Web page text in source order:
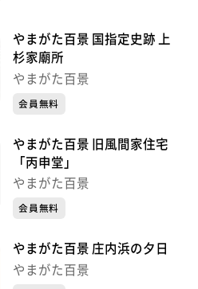
やまがた百景 国指定史跡 上
杉家廟所
やまがた百景
会員無料
やまがた百景 旧風間家住宅
「丙申堂」
やまがた百景
会員無料
やまがた百景 庄内浜の夕日
やまがた百景